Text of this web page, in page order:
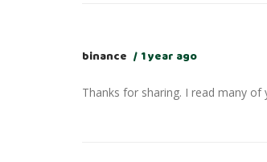
binance 1 year ago
Thanks for sharing. I read many